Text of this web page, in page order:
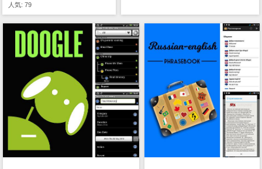
人気: 79